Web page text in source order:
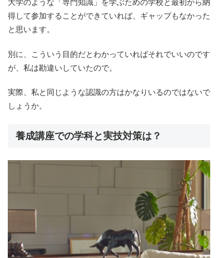
大学のような「専門知識」を学ぶための学校と最初から納
得して参加することができていれば、ギャップもなかった
と思います。
別に、こういう目的だとわかっていればそれでいいのです
が、私は勘違いしていたので。
実際、私と同じような認識の方はかなりいるのではないで
しょうか。
養成講座での学科と実技対策は？